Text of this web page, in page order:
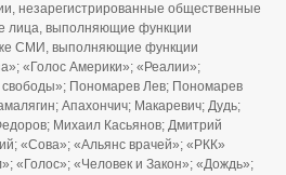
незарегистрированные общественные
лица, выполняющие функции
же СМИ, выполняющие функции
«Голос Америки»; «Реалии»;
Пономарев Лев; Пономарев
Апахончич; Макаревич; Дудь;
Михаил Касьянов; Дмитрий
«Сова»; «Альянс врачей»; «РКК»
«Голос»; «Человек и Закон»; «Дождь»;